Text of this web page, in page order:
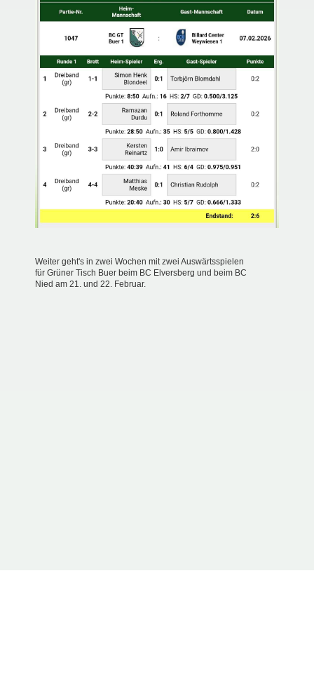
Weiter geht's in zwei Wochen mit zwei Auswärtsspielen
für Grüner Tisch Buer beim BC Elversberg und beim BC
Nied am 21. und 22. Februar.